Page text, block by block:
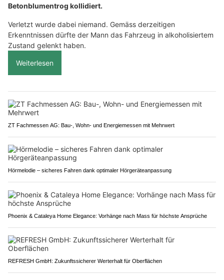
Betonblumentrog kollidiert.
Verletzt wurde dabei niemand. Gemäss derzeitigen
Erkenntnissen dürfte der Mann das Fahrzeug in alkoholisiertem
Zustand gelenkt haben.
Weiterlesen
ZT Fachmessen AG: Bau-, Wohn- und Energiemessen mit Mehrwert
Hörmelodie – sicheres Fahren dank optimaler Hörgeräteanpassung
Phoenix & Cataleya Home Elegance: Vorhänge nach Mass für höchste Ansprüche
REFRESH GmbH: Zukunftssicherer Werterhalt für Oberflächen